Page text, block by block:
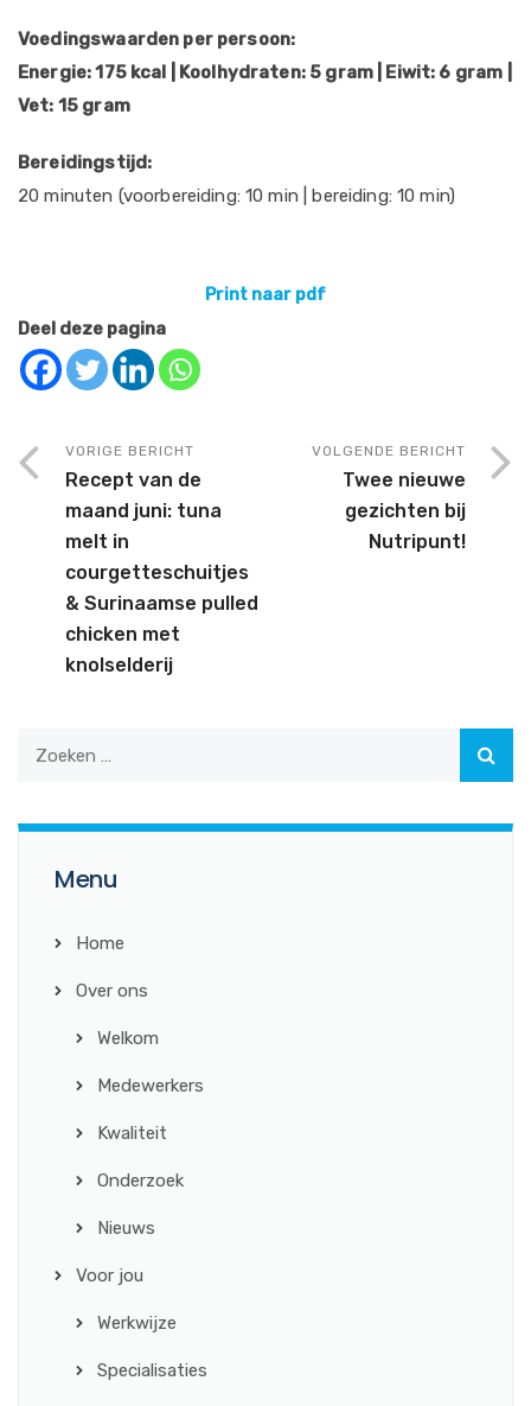
Voedingswaarden per persoon:
Energie: 175 kcal | Koolhydraten: 5 gram | Eiwit: 6 gram |
Vet: 15 gram
Bereidingstijd:
20 minuten (voorbereiding: 10 min | bereiding: 10 min)
Print naar pdf
Deel deze pagina
VORIGE BERICHT
Recept van de
maand juni: tuna
melt in
courgetteschuitjes
& Surinaamse pulled
chicken met
knolselderij
VOLGENDE BERICHT
Twee nieuwe
gezichten bij
Nutripunt!
Menu
Home
Over ons
Welkom
Medewerkers
Kwaliteit
Onderzoek
Nieuws
Voor jou
Werkwijze
Specialisaties